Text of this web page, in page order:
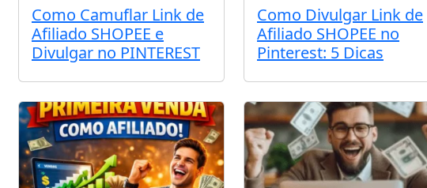
Como Camuflar Link de
Afiliado SHOPEE e
Divulgar no PINTEREST
Como Divulgar Link de
Afiliado SHOPEE no
Pinterest: 5 Dicas